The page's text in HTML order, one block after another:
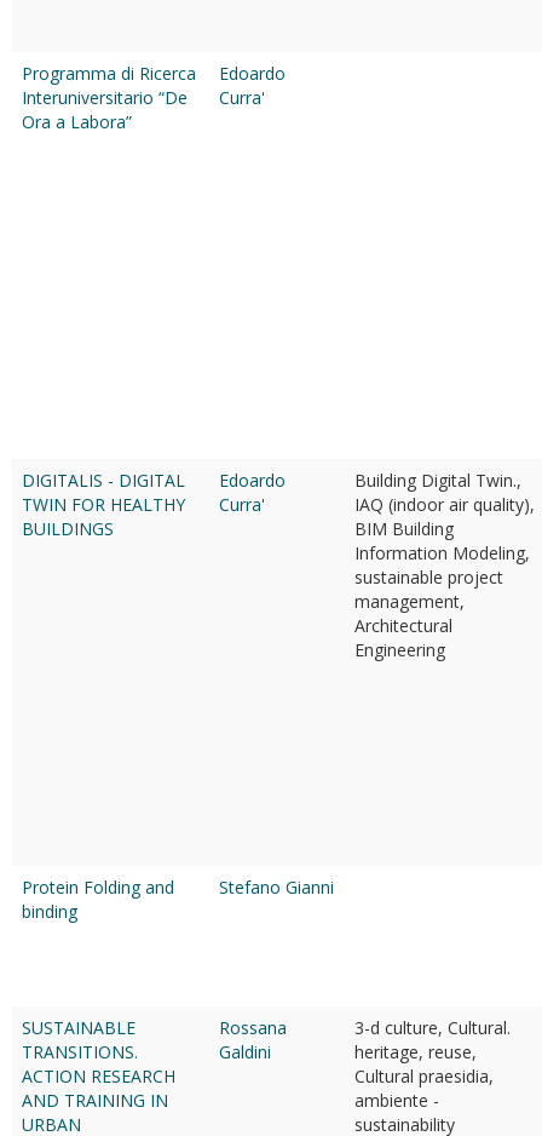
Programma di Ricerca
Interuniversitario “De
Ora a Labora”
Edoardo
Curra'
DIGITALIS - DIGITAL
TWIN FOR HEALTHY
BUILDINGS
Edoardo
Curra'
Building Digital Twin.,
IAQ (indoor air quality),
BIM Building
Information Modeling,
sustainable project
management,
Architectural
Engineering
Protein Folding and
binding
Stefano Gianni
SUSTAINABLE
TRANSITIONS.
ACTION RESEARCH
AND TRAINING IN
URBAN
Rossana
Galdini
3-d culture, Cultural.
heritage, reuse,
Cultural praesidia,
ambiente -
sustainability